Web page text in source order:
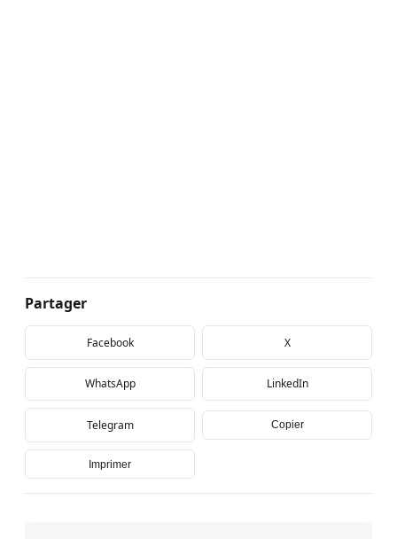
Partager
Facebook X
WhatsApp LinkedIn
Telegram Copier
Imprimer